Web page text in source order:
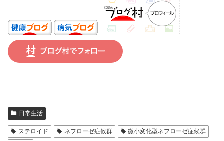
日常生活
ステロイド ネフローゼ症候群
微小変化型ネフローゼ症候群